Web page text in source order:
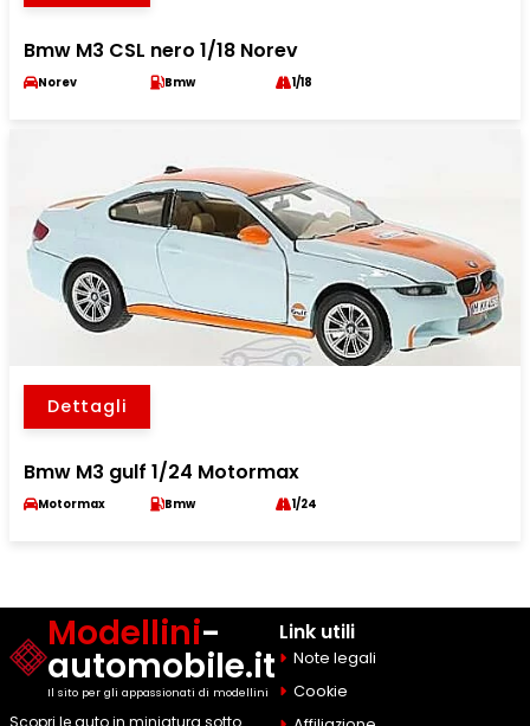
Bmw M3 CSL nero 1/18 Norev
Norev Bmw 1/18
Dettagli
Bmw M3 gulf 1/24 Motormax
Motormax Bmw 1/24
Modellini-
automobile.it
Il sito per gli appassionati di modellini
Scopri le auto in miniatura sotto
Link utili
Note legali
Cookie